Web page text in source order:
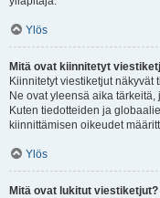
Ylös
Mitä ovat kiinnitetyt
Kiinnitetyt viestiketjut
Ne ovat yleensä aika
Kuten tiedotteiden ja
kiinnittämisen oikeudet
Ylös
Mitä ovat lukitut viestiketjut?